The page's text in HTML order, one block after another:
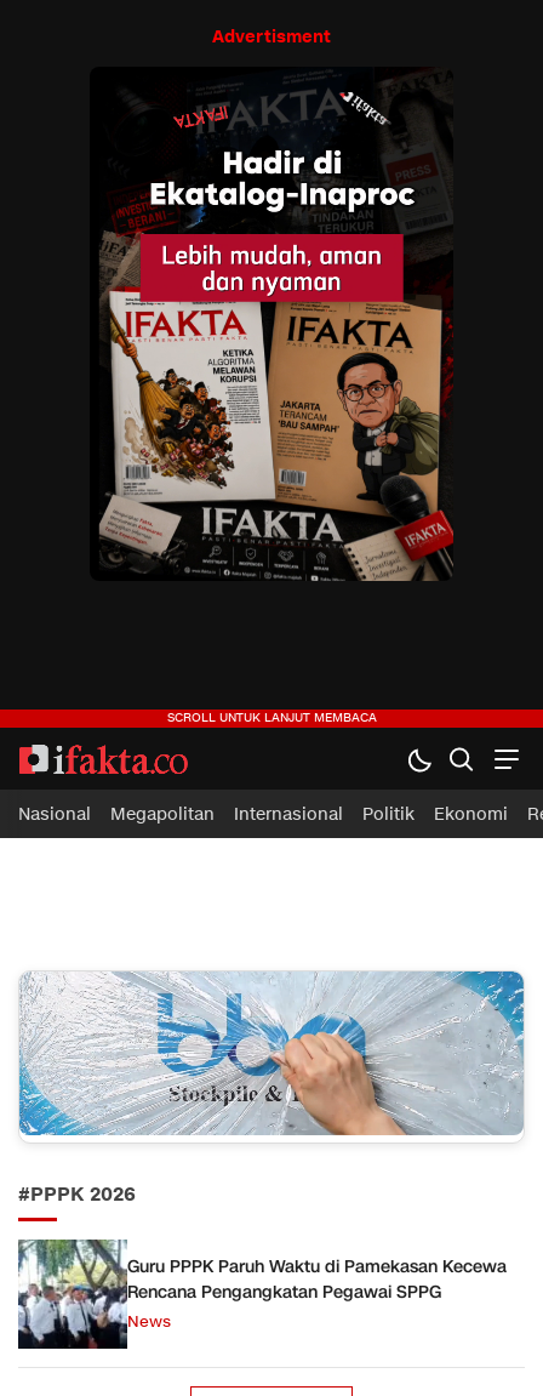
Advertisment
ifakta.co
#pastibenar
Nasional Megapolitan Internasional Politik Ekonomi
#PPPK 2026
Guru PPPK Paruh Waktu di Pamekasan Kecewa
Rencana Pengangkatan Pegawai SPPG
News